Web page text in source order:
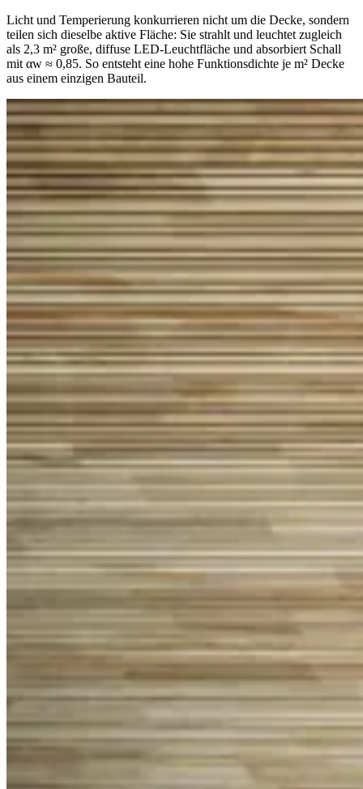
Licht und Temperierung konkurrieren nicht um die Decke, sondern
teilen sich dieselbe aktive Fläche: Sie strahlt und leuchtet zugleich
als 2,3 m² große, diffuse LED-Leuchtfläche und absorbiert Schall
mit αw ≈ 0,85. So entsteht eine hohe Funktionsdichte je m² Decke
aus einem einzigen Bauteil.